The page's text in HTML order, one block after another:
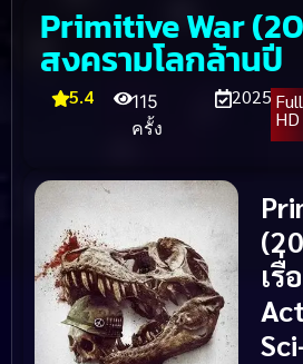
Primitive War
สงครามโลกล้านปี
5.4
115
ครั้ง
2025 Full
HD
เรื่